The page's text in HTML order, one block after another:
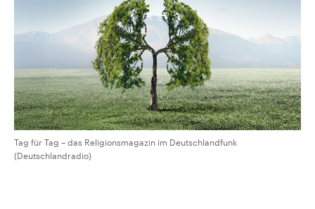
CDU, SPD und FDP regiert.-
Umfragen, Prognosen,
Wahlprogramme, aktuelle Berichte
und Hintergründe zu den Parteien
und Kandidaten der anstehenden
aktuelle Weltgeschehen.
Programm Podcasts
Audio-Archiv
Tag für Tag – das Religionsmagazin im Deutschlandfunk
(Deutschlandradio)